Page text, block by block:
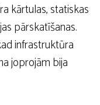
kārtulas, statiskas
pārskatīšanas.
infrastruktūra
joprojām bija